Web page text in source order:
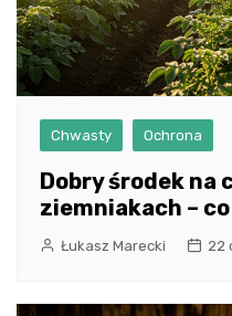
Chwasty Ochrona
Dobry środek na
ziemniakach –
Łukasz Marecki 22